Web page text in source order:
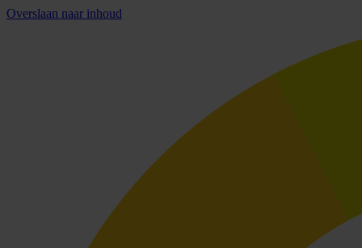
Overslaan naar inhoud